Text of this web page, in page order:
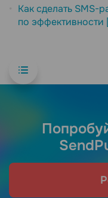
Как сделать SMS-
по эффективности